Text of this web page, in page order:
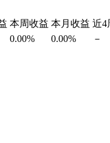
本周收益 本月收益 近4
0.00% 0.00% －